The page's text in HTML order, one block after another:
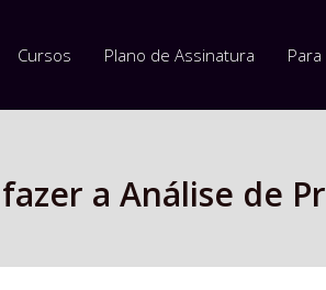
Cursos Plano de Assinatura
a Análise de